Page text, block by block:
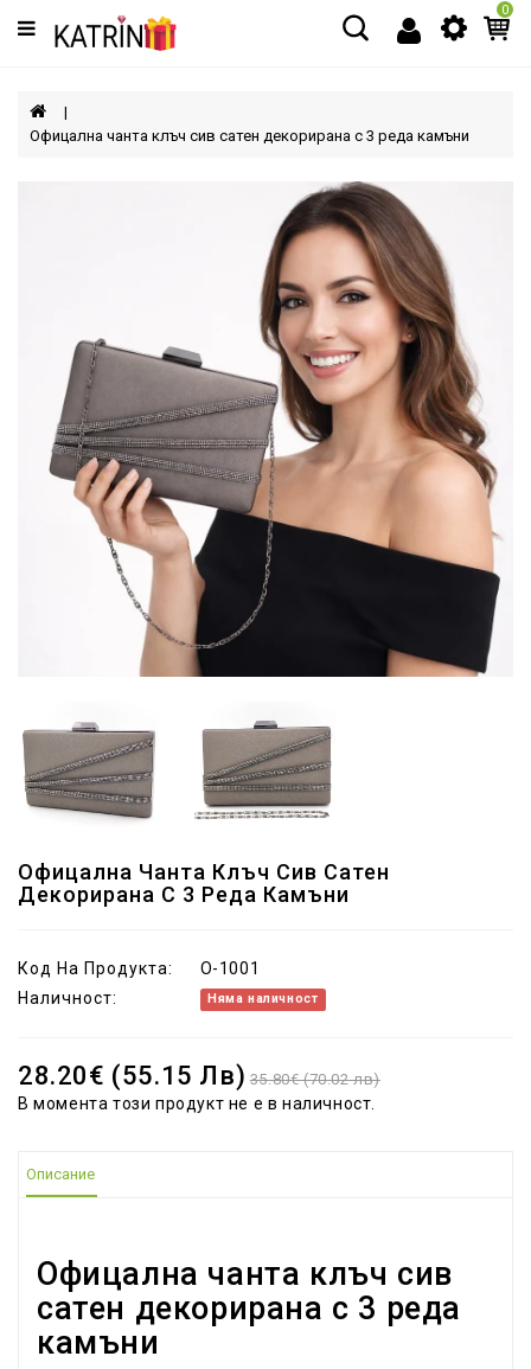
Категории
МЪЖЕ
0
Офицална чанта клъч сив сатен декорирана с 3 реда камъни
Офицална Чанта Клъч Сив Сатен
Декорирана С 3 Реда Камъни
Код На Продукта:
O-1001
Наличност:
Няма наличност
28.20€ (55.15 Лв) 35.80€ (70.02 лв)
В момента този продукт не е в наличност.
Описание
Офицална чанта клъч сив
сатен декорирана с 3 реда
камъни